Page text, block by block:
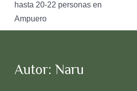
hasta 20-22 personas en
Ampuero
Autor: Naru